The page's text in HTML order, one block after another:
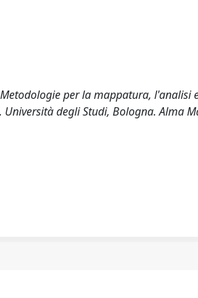
per la mappatura, l'analisi
degli Studi, Bologna. Alma